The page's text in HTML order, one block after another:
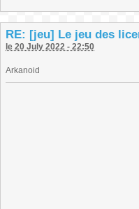
RE: [jeu] Le jeu des
le 20 July 2022 - 22:50
Arkanoid